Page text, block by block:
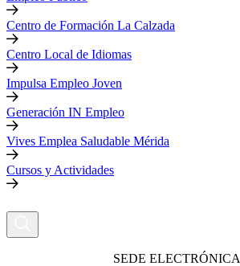
Centro de Formación La Calzada
Centro Local de Idiomas
Impulsa Empleo Joven
Generación IN Empleo
Vives Emplea Saludable Mérida
Cursos y Actividades
SEDE ELECTRÓNICA